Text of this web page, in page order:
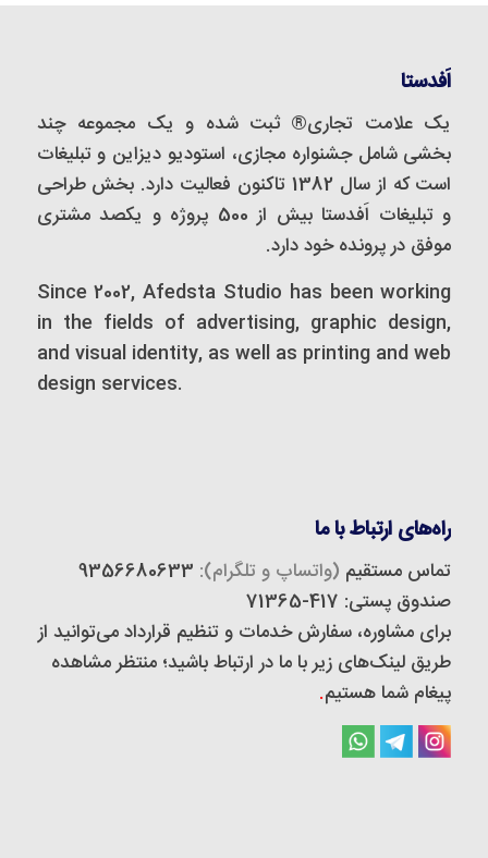
اَفدستا
یک علامت تجاری® ثبت شده و یک مجموعه‌ چند
بخشی شامل جشنواره مجازی، استودیو دیزاین و تبلیغات
است که از سال 1382 تاکنون فعالیت دارد. بخش طراحی
و تبلیغات اَفدستا بیش از 500 پروژه و یکصد مشتری
موفق در پرونده خود دارد.
Since 2002, Afedsta Studio has been working
in the fields of advertising, graphic design,
and visual identity, as well as printing and web
design services.
راه‌های ارتباط با ما
تماس مستقیم (واتساپ و تلگرام):
صندوق پستی: 417-71365
برای مشاوره، سفارش خدمات و تنظیم قرارداد می‌توانید از
طریق لینک‌های زیر با ما در ارتباط باشید؛ منتظر مشاهده
پیغام شما هستیم.